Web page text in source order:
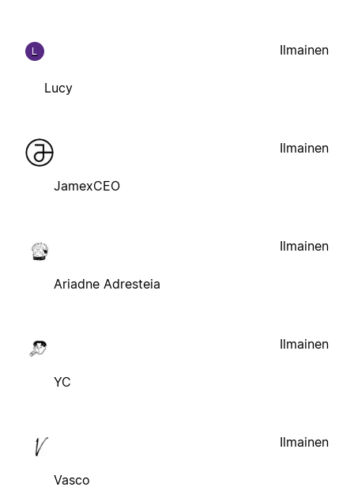
L
Lucy
Ilmainen
JamexCEO
Ilmainen
Ariadne Adresteia
Ilmainen
YC
Ilmainen
Vasco
Ilmainen